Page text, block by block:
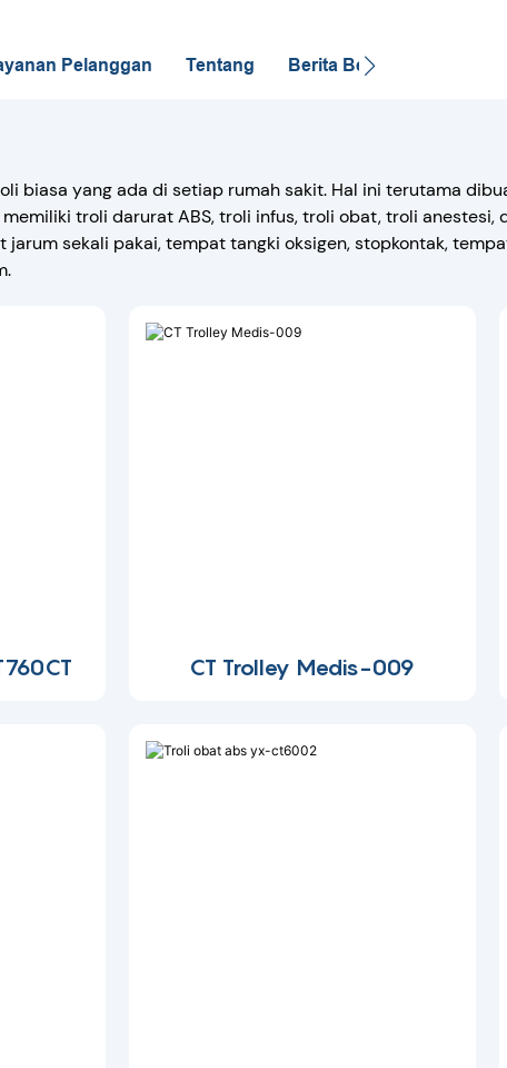
Pelanggan Tentang Berita Besar
biasa yang ada di setiap rumah sakit. Hal ini terutama
troli darurat ABS, troli infus, troli obat, troli
jarum sekali pakai, tempat tangki oksigen, stopkontak,
CT Trolley Medis-009